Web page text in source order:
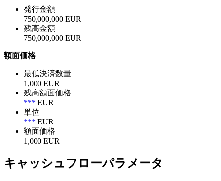
発行金額
750,000,000 EUR
残高金額
750,000,000 EUR
額面価格
最低決済数量
1,000 EUR
残高額面価格
*** EUR
単位
*** EUR
額面価格
1,000 EUR
キャッシュフローパラメータ